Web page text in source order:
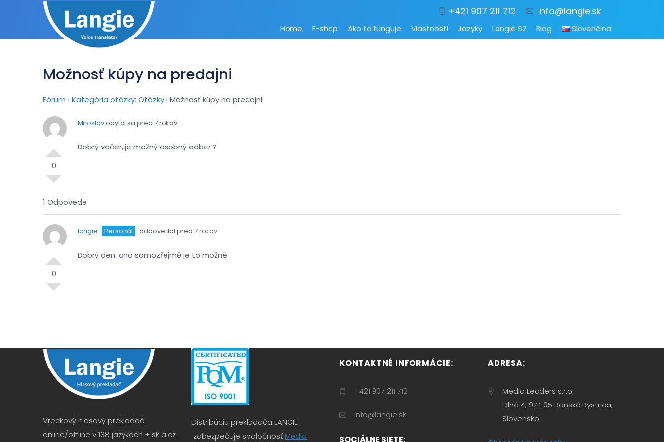
+421 907 211 712 info@langie.sk
Home E-shop Ako to funguje Vlastnosti Jazyky Langie S2 Blog Slovenčina
Možnosť kúpy na predajni
Fórum ›Kategória otázky: Otázky ›Možnosť kúpy na predajni
0
Miroslavopýtal sa pred 7 rokov
Dobrý večer, je možný osobný odber ?
1 Odpovede
0
langie Personál odpovedal pred 7 rokov
Dobrý den, ano samozřejmě je to možné
Vreckový hlasový prekladač
online/offline v 138 jazykoch + sk a cz
Distribúciu prekladača LANGIE
zabezpečuje spoločnosť Media
KONTAKTNÉ INFORMÁCIE:
+421 907 211 712
info@langie.sk
SOCIÁLNE SIETE:
ADRESA:
Media Leaders s.r.o.
Dlhá 4, 974 05 Banská Bystrica,
Slovensko